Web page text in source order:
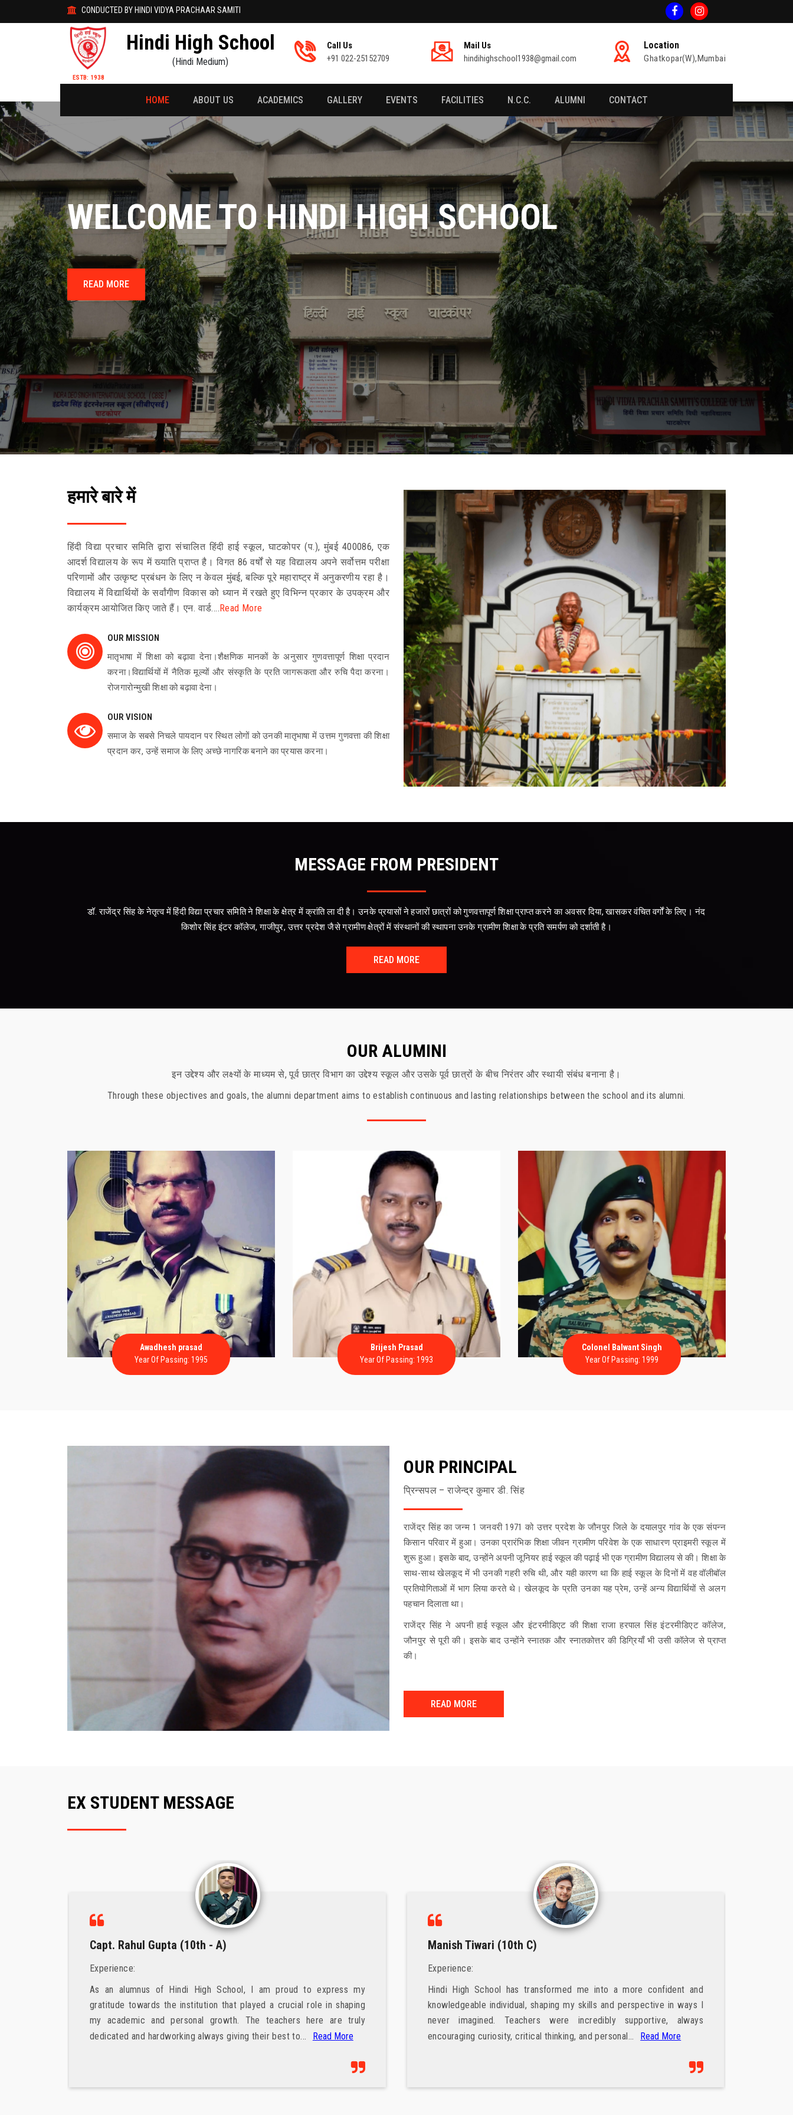
CONDUCTED BY HINDI VIDYA PRACHAAR SAMITI
ESTB: 1938
Hindi High School
(Hindi Medium)
Call Us
+91 022-25152709
Mail Us
hindihighschool1938@gmail.com
Location
Ghatkopar(W),Mumbai
HOME ABOUT US ACADEMICS GALLERY EVENTS FACILITIES N.C.C. ALUMNI CONTACT
WELCOME TO HINDI HIGH SCHOOL
READ MORE
हमारे बारे में
हिंदी विद्या प्रचार समिति द्वारा संचालित हिंदी हाई स्कूल, घाटकोपर (प.), मुंबई 400086, एक
आदर्श विद्यालय के रूप में ख्याति प्राप्त है। विगत 86 वर्षों से यह विद्यालय अपने सर्वोत्तम परीक्षा
परिणामों और उत्कृष्ट प्रबंधन के लिए न केवल मुंबई, बल्कि पूरे महाराष्ट्र में अनुकरणीय रहा है।
विद्यालय में विद्यार्थियों के सर्वांगीण विकास को ध्यान में रखते हुए विभिन्न प्रकार के उपक्रम और
कार्यक्रम आयोजित किए जाते हैं। एन. वार्ड....Read More
OUR MISSION
मातृभाषा में शिक्षा को बढ़ावा देना।शैक्षणिक मानकों के अनुसार गुणवत्तापूर्ण शिक्षा प्रदान
करना।विद्यार्थियों में नैतिक मूल्यों और संस्कृति के प्रति जागरूकता और रुचि पैदा करना।
रोजगारोन्मुखी शिक्षा को बढ़ावा देना।
OUR VISION
समाज के सबसे निचले पायदान पर स्थित लोगों को उनकी मातृभाषा में उत्तम गुणवत्ता की शिक्षा
प्रदान कर, उन्हें समाज के लिए अच्छे नागरिक बनाने का प्रयास करना।
MESSAGE FROM PRESIDENT
डॉ. राजेंद्र सिंह के नेतृत्व में हिंदी विद्या प्रचार समिति ने शिक्षा के क्षेत्र में क्रांति ला दी है। उनके प्रयासों ने हजारों छात्रों को गुणवत्तापूर्ण शिक्षा प्राप्त करने का अवसर दिया, खासकर वंचित वर्गों के लिए। नंद
किशोर सिंह इंटर कॉलेज, गाजीपुर, उत्तर प्रदेश जैसे ग्रामीण क्षेत्रों में संस्थानों की स्थापना उनके ग्रामीण शिक्षा के प्रति समर्पण को दर्शाती है।
READ MORE
OURALUMINI
इन उद्देश्य और लक्ष्यों के माध्यम से, पूर्व छात्र विभाग का उद्देश्य स्कूल और उसके पूर्व छात्रों के बीच निरंतर और स्थायी संबंध बनाना है।
Through these objectives and goals, the alumni department aims to establish continuous and lasting relationships between the school and its alumni.
Awadhesh prasad
Year Of Passing: 1995
Awadhesh Prasad
Year Of Passing: 1995
Work Profile: Deputy Commandant(CISF)
Brijesh Prasad
Year Of Passing: 1993
Brijesh Prasad
Year Of Passing: 1993
Work Profile: Maharashtra Police
Colonel Balwant Singh
Year Of Passing: 1999
Colonel Balwant Singh
Year Of Passing: 1999
Work Profile: Commanding an Infantry unit
(Indian Army), - Joint Director to the Govt of
India.
OUR PRINCIPAL
प्रिन्सपल – राजेन्द्र कुमार डी. सिंह
राजेंद्र सिंह का जन्म 1 जनवरी 1971 को उत्तर प्रदेश के जौनपुर जिले के दयालपुर गांव के एक संपन्न
किसान परिवार में हुआ। उनका प्रारंभिक शिक्षा जीवन ग्रामीण परिवेश के एक साधारण प्राइमरी स्कूल में
शुरू हुआ। इसके बाद, उन्होंने अपनी जूनियर हाई स्कूल की पढ़ाई भी एक ग्रामीण विद्यालय से की। शिक्षा के
साथ-साथ खेलकूद में भी उनकी गहरी रुचि थी, और यही कारण था कि हाई स्कूल के दिनों में वह वॉलीबॉल
प्रतियोगिताओं में भाग लिया करते थे। खेलकूद के प्रति उनका यह प्रेम, उन्हें अन्य विद्यार्थियों से अलग
पहचान दिलाता था।
राजेंद्र सिंह ने अपनी हाई स्कूल और इंटरमीडिएट की शिक्षा राजा हरपाल सिंह इंटरमीडिएट कॉलेज,
जौनपुर से पूरी की। इसके बाद उन्होंने स्नातक और स्नातकोत्तर की डिग्रियाँ भी उसी कॉलेज से प्राप्त
की।
READ MORE
EX STUDENT MESSAGE
Capt. Rahul Gupta (10th - A)
Experience:
As an alumnus of Hindi High School, I am proud to express my
gratitude towards the institution that played a crucial role in shaping
my academic and personal growth. The teachers here are truly
dedicated and hardworking always giving their best to... Read More
Manish Tiwari (10th C)
Experience:
Hindi High School has transformed me into a more confident and
knowledgeable individual, shaping my skills and perspective in ways I
never imagined. Teachers were incredibly supportive, always
encouraging curiosity, critical thinking, and personal... Read More